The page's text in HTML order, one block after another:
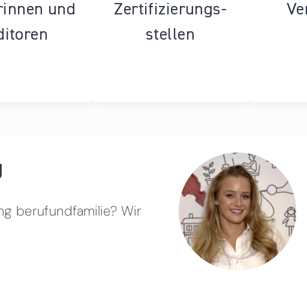
und
Zertifizierungs­
stellen
berufundfamilie? Wir